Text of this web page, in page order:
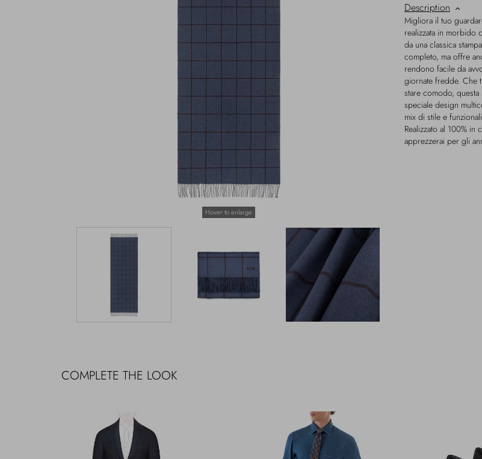
Hover to enlarge
Description
Migliora il tuo
realizzata in morbido
da una classica
completo, ma offre
rendono facile da
giornate fredde. Che
stare comodo,
speciale design
mix di stile e
Realizzato al 100%
apprezzerai per gli
COMPLETE THE LOOK